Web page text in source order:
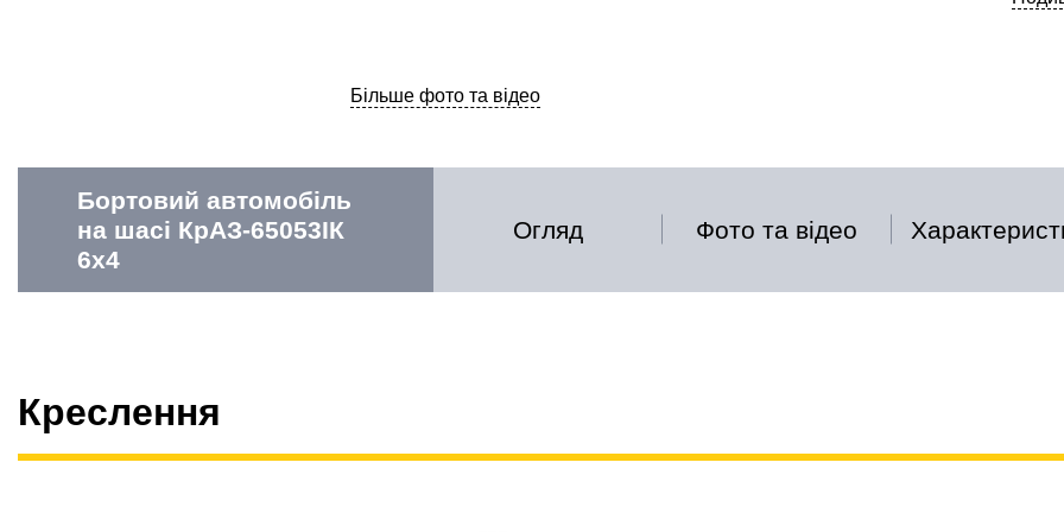
Більше фото та відео
Бортовий автомобіль
на шасі КрАЗ-65053ІК
6х4
Огляд Фото та відео
Креслення